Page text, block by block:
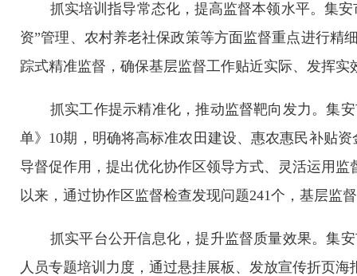
抓实培训指导常态化，提高监督本领水平。集
资”管理、农村养老社保政策等方面监督重点进行精
踪式精准监督，确保基层监督工作贴近实际、发挥
抓实工作提示精准化，推动监督靶向发力。集
单》10期，明确将高标准农田建设、惠农惠民补贴
导督促作用，提出优化协作区领导方式、灵活运用
以来，通过协作区监督检查发现问题241个，基层监
抓实平台公开信息化，提升监督质量效果。集
人员专题培训力度，通过悬挂展板、发放宣传折页